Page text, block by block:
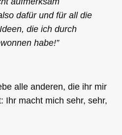
dafür und für all die
die ich durch
habe!”
alle anderen, die ihr mir
Ihr macht mich sehr, sehr,